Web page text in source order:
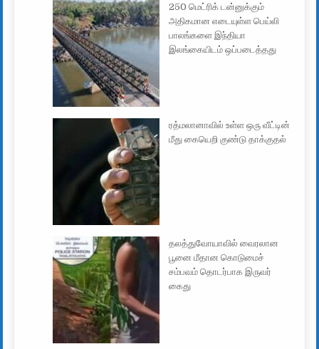
250 மெட்ரிக் டன்னுக்கும்
அதிகமான எடையுள்ள பெய்லி
பாலங்களை இந்தியா
இலங்கையிடம் ஒப்படைத்தது
ரத்மலானாவில் உள்ள ஒரு வீட்டின்
மீது கையெறி குண்டு தாக்குதல்
தலத்துவோயாவில் வைரலான
பூனை மீதான கொடுமைச்
சம்பவம் தொடர்பாக இருவர்
கைது